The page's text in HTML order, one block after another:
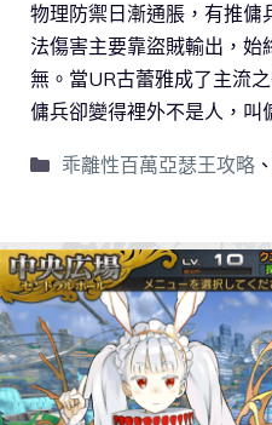
物理防禦日漸通脹，有推傭
法傷害主要靠盜賊輸出，始
無。當UR古蕾雅成了主流
傭兵卻變得裡外不是人，叫
乖離性百萬亞瑟王攻略、